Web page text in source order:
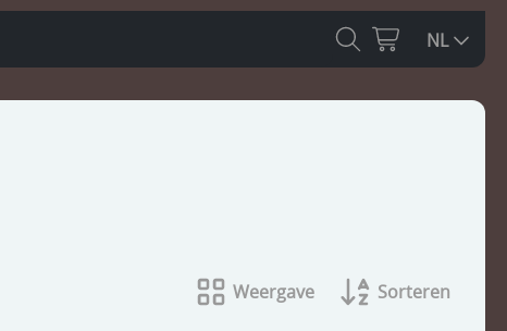
NL
Weergave Sorteren